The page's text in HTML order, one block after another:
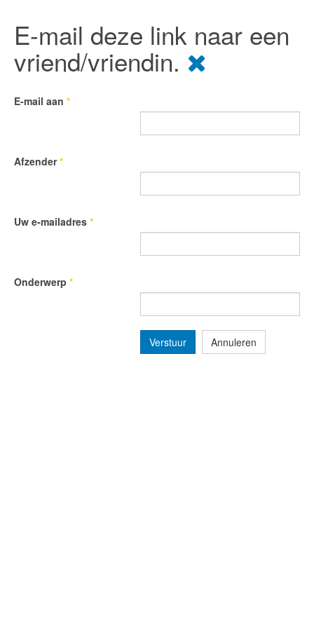
E-mail deze link naar een
vriend/vriendin.
E-mail aan *
Afzender*
Uw e-mailadres *
Onderwerp *
Verstuur Annuleren